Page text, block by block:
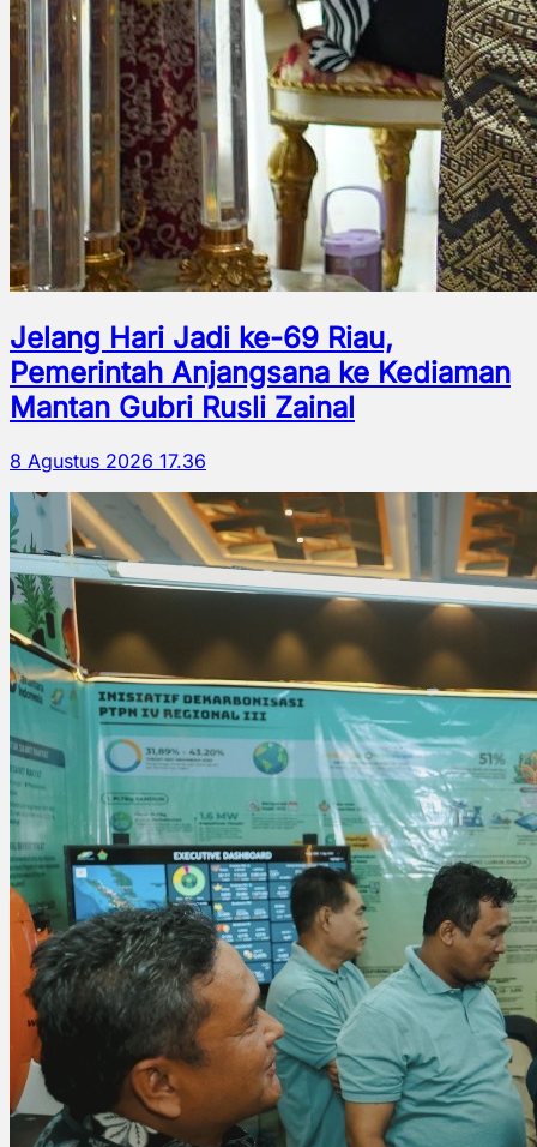
Jelang Hari Jadi ke-69 Riau,
Pemerintah Anjangsana ke Kediaman
Mantan Gubri Rusli Zainal
8 Agustus 2026 17.36